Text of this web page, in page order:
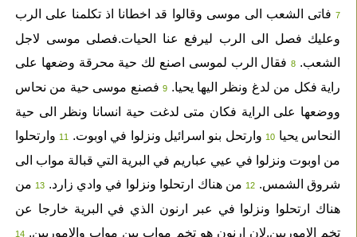
7فاتى الشعب الى موسى وقالوا قد اخطانا اذ تكلمنا على الرب
وعليك فصل الى الرب ليرفع عنا الحيات.فصلى موسى لاجل
الشعب. 8فقال الرب لموسى اصنع لك حية محرقة وضعها على
راية فكل من لدغ ونظر اليها يحيا. 9فصنع موسى حية من نحاس
ووضعها على الراية فكان متى لدغت حية انسانا ونظر الى حية
النحاس يحيا 10وارتحل بنو اسرائيل ونزلوا في اوبوت. 11وارتحلوا
من اوبوت ونزلوا في عيي عباريم في البرية التي قبالة مواب الى
شروق الشمس. 12من هناك ارتحلوا ونزلوا في وادي زارد. 13من
هناك ارتحلوا ونزلوا في عبر ارنون الذي في البرية خارجا عن
تخم الاموريين.لان ارنون هو تخم مواب بين مواب والاموريين. 14